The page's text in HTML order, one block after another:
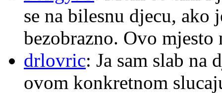
se na bilesnu djecu, ako
bezobrazno. Ovo
drlovric: Ja sam slab na
ovom konkretnom